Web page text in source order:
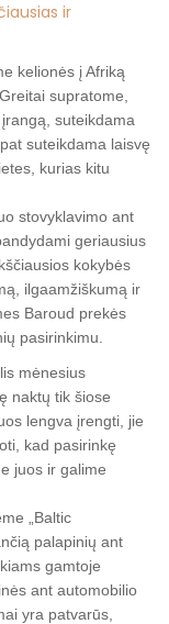
ir
kelionės į Afriką
supratome,
suteikdama
suteikdama laisvę
kurias kitu
stovyklavimo ant
geriausius
kokybės
ilgaamžiškumą ir
Baroud prekės
pasirinkimu.
mėnesius
naktų tik šiose
lengva įrengti, jie
kad pasirinkę
juos ir galime
„Baltic
palapinių ant
gamtoje
ant automobilio
yra patvarūs,